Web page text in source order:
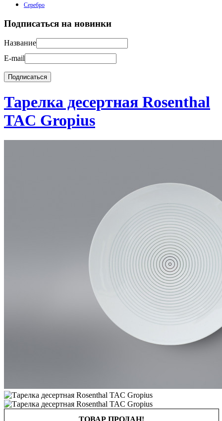
Серебро
Подписаться на новинки
Название
E-mail
Тарелка десертная Rosenthal
TAC Gropius